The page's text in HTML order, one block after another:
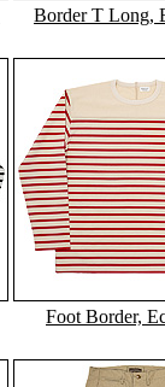
Border T Long,
Foot Border,